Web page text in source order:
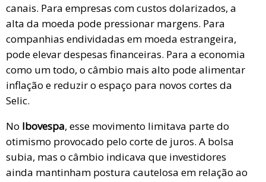
canais. Para empresas com custos dolarizados, a
alta da moeda pode pressionar margens. Para
companhias endividadas em moeda estrangeira,
pode elevar despesas financeiras. Para a economia
como um todo, o câmbio mais alto pode alimentar
inflação e reduzir o espaço para novos cortes da
Selic.
No Ibovespa, esse movimento limitava parte do
otimismo provocado pelo corte de juros. A bolsa
subia, mas o câmbio indicava que investidores
ainda mantinham postura cautelosa em relação ao